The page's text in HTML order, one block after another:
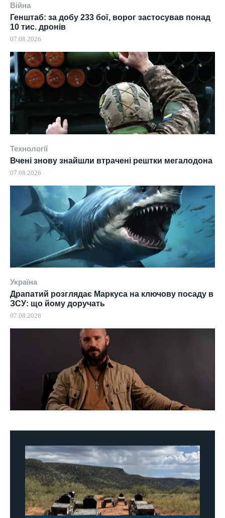
Війна
Генштаб: за добу 233 бої, ворог застосував понад
10 тис. дронів
07.08.2026
Технології
Вчені знову знайшли втрачені рештки мегалодона
07.08.2026
Україна
Драпатий розглядає Маркуса на ключову посаду в
ЗСУ: що йому доручать
07.08.2026